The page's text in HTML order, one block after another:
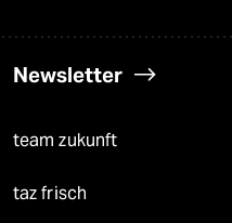
Newsletter
team zukunft
taz frisch